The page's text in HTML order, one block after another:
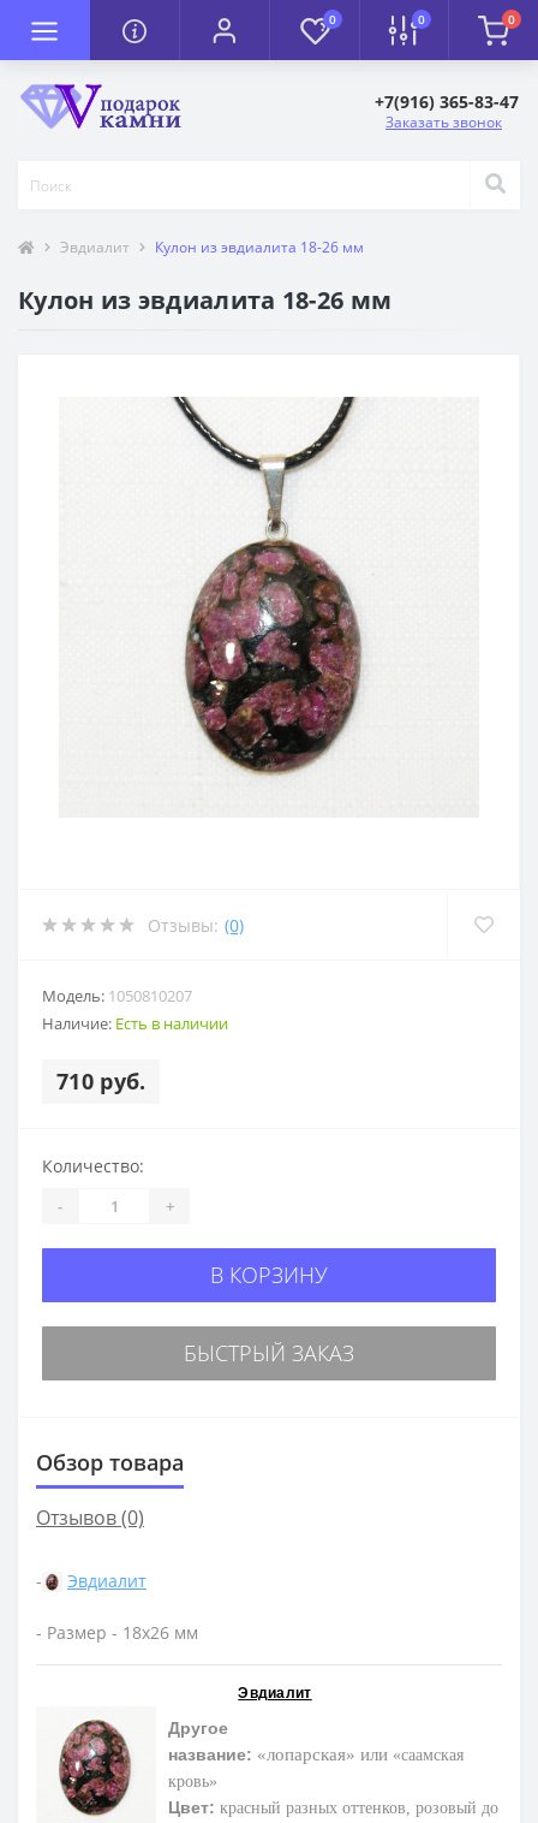
0 0 0
+7(916) 365-83-47
Заказать звонок
Эвдиалит Кулон из эвдиалита 18-26 мм
Кулон из эвдиалита 18-26 мм
Отзывы: (0)
Модель: 1050810207
Наличие: Есть в наличии
710 руб.
Количество:
- +
В КОРЗИНУ
БЫСТРЫЙ ЗАКАЗ
Обзор товара
Отзывов (0)
- Эвдиалит
- Размер - 18х26 мм
Эвдиалит
Другое
название: «лопарская» или «саамская
кровь»
Цвет: красный разных оттенков, розовый до